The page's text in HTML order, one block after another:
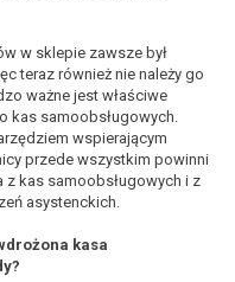
w sklepie zawsze był
teraz również nie należy go
ważne jest właściwe
kas samoobsługowych.
wspierającym
przede wszystkim powinni
kas samoobsługowych i z
asystenckich.
kasa